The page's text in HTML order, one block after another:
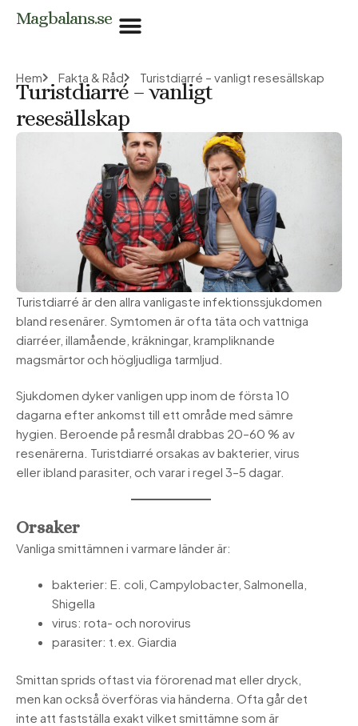
Magbalans.se
Hem Fakta & Råd Turistdiarré – vanligt resesällskap
Turistdiarré – vanligt
resesällskap
Turistdiarré är den allra vanligaste infektionssjukdomen
bland resenärer. Symtomen är ofta täta och vattniga
diarréer, illamående, kräkningar, krampliknande
magsmärtor och högljudliga tarmljud.
Sjukdomen dyker vanligen upp inom de första 10
dagarna efter ankomst till ett område med sämre
hygien. Beroende på resmål drabbas 20–60 % av
resenärerna. Turistdiarré orsakas av bakterier, virus
eller ibland parasiter, och varar i regel 3–5 dagar.
Orsaker
Vanliga smittämnen i varmare länder är:
bakterier: E. coli, Campylobacter, Salmonella,
Shigella
virus: rota- och norovirus
parasiter: t.ex. Giardia
Smittan sprids oftast via förorenad mat eller dryck,
men kan också överföras via händerna. Ofta går det
inte att fastställa exakt vilket smittämne som är